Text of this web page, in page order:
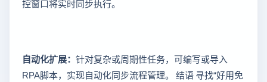
控窗口将实时同步执行。
自动化扩展： 针对复杂或周期性任务，可编写或导入
RPA脚本，实现自动化同步流程管理。 结语 寻找“好用免